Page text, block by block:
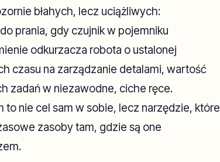
błahych, lecz uciążliwych:
prania, gdy czujnik w pojemniku
odkurzacza robota o ustalonej
czasu na zarządzanie detalami, wartość
zadań w niezawodne, ciche ręce.
nie cel sam w sobie, lecz narzędzie, które
zasoby tam, gdzie są one